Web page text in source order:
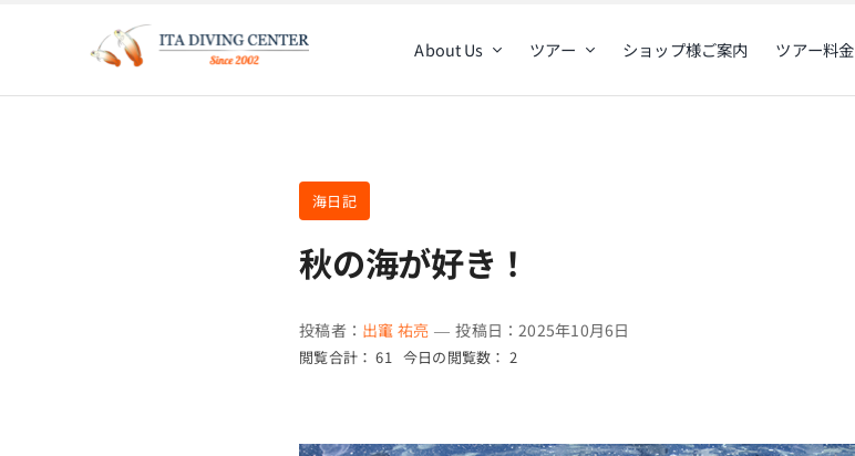
About Us ツアー ショップ様ご案内 ツアー料金
海日記
秋の海が好き！
投稿者： 出竃 祐亮 — 投稿日：2025年10月6日
閲覧合計： 61 今日の閲覧数： 2